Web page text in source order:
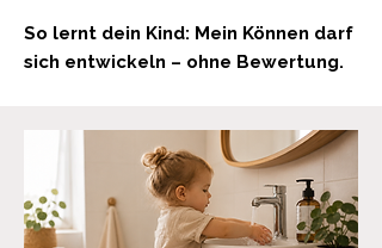
So lernt dein Kind: Mein Können darf
sich entwickeln – ohne Bewertung.